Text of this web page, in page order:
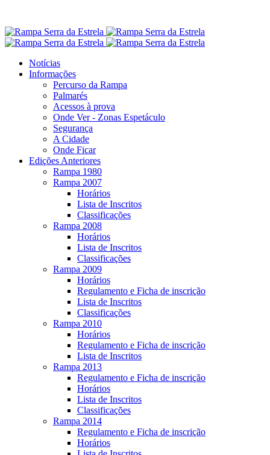
Notícias
Informações
Percurso da Rampa
Palmarés
Acessos à prova
Onde Ver - Zonas Espetáculo
Segurança
A Cidade
Onde Ficar
Edições Anteriores
Rampa 1980
Rampa 2007
Horários
Lista de Inscritos
Classificações
Rampa 2008
Horários
Lista de Inscritos
Classificações
Rampa 2009
Horários
Regulamento e Ficha de inscrição
Lista de Inscritos
Classificações
Rampa 2010
Horários
Regulamento e Ficha de inscrição
Lista de Inscritos
Rampa 2013
Regulamento e Ficha de inscrição
Horários
Lista de Inscritos
Classificações
Rampa 2014
Regulamento e Ficha de inscrição
Horários